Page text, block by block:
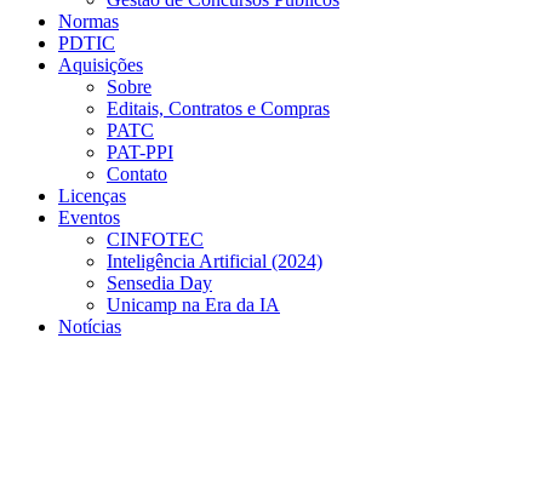
Normas
PDTIC
Aquisições
Sobre
Editais, Contratos e Compras
PATC
PAT-PPI
Contato
Licenças
Eventos
CINFOTEC
Inteligência Artificial (2024)
Sensedia Day
Unicamp na Era da IA
Notícias